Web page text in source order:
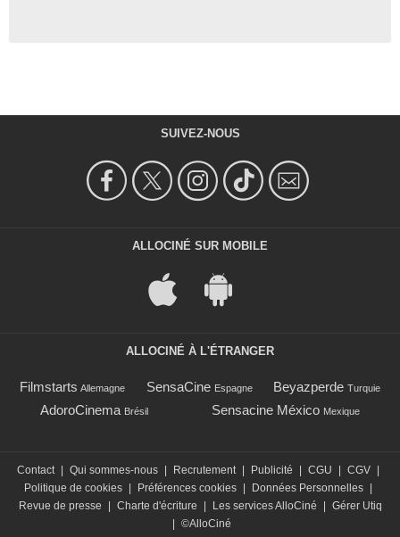
SUIVEZ-NOUS
ALLOCINÉ SUR MOBILE
ALLOCINÉ À L'ÉTRANGER
Filmstarts Allemagne SensaCine Espagne Beyazperde Turquie
AdoroCinema Brésil Sensacine México Mexique
Contact Qui sommes-nous Recrutement Publicité CGU CGV
Politique de cookies
Préférences cookies Données Personnelles
Revue de presse
Charte d'écriture Les services AlloCiné
Gérer Utiq
©AlloCiné